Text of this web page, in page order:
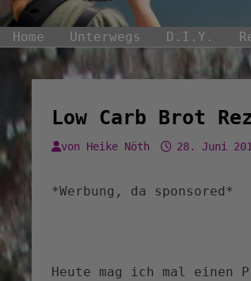
Home Unterwegs D.I.Y.
Low Carb Brot
von Heike Nöth 28. Juni
*Werbung, da sponsored*
Heute mag ich mal einen